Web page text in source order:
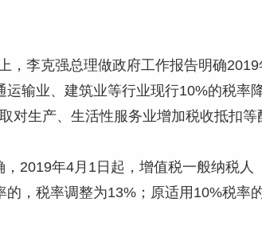
，李克强总理做政府工作报告明确
输业、建筑业等行业现行10%的税率
对生产、生活性服务业增加税收抵扣
2019年4月1日起，增值税一般纳税人
，税率调整为13%；原适用10%税率